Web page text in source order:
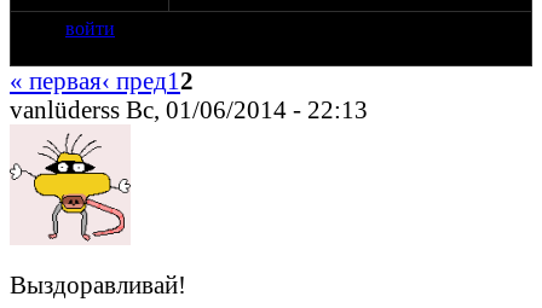
войти
« первая‹ пред12
vanlüderss Вс, 01/06/2014 - 22:13
Выздоравливай!